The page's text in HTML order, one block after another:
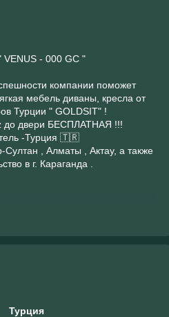
- 000 GC "
компании поможет
мебель диваны, кресла от
Турции " GOLDSIT" !
до двери БЕСПЛАТНАЯ !!!
-Турция 🇹🇷
, Алматы , Актау, а также
в г. Караганда .
Турция